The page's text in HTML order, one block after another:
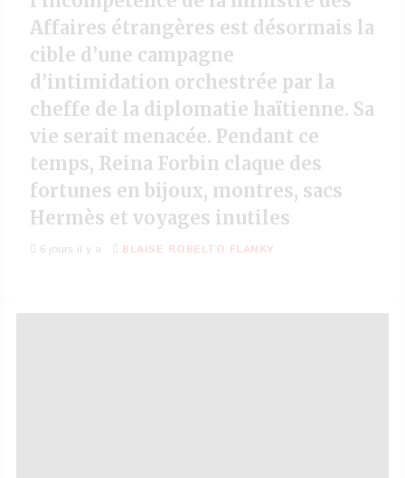
Affaires étrangères est désormais la
cible d’une campagne
d’intimidation orchestrée par la
cheffe de la diplomatie haïtienne. Sa
vie serait menacée. Pendant ce
temps, Reina Forbin claque des
fortunes en bijoux, montres, sacs
Hermès et voyages inutiles
6 jours il y a BLAISE ROBELTO FLANKY